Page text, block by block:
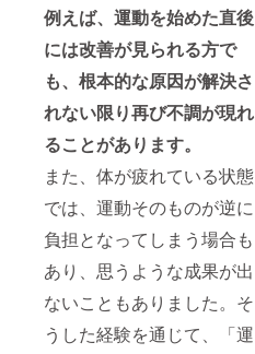
例えば、運動を始めた直後
には改善が見られる方で
も、根本的な原因が解決さ
れない限り再び不調が現れ
ることがあります。
また、体が疲れている状態
では、運動そのものが逆に
負担となってしまう場合も
あり、思うような成果が出
ないこともありました。そ
うした経験を通じて、「運